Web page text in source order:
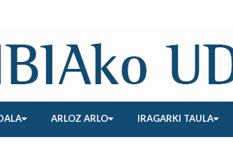
ARLOZ ARLO IRAGARKI TAULA